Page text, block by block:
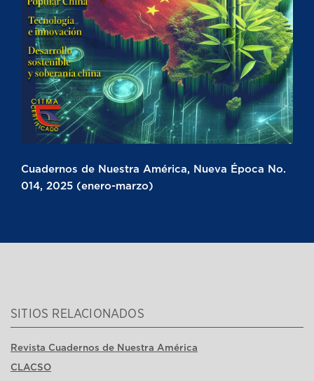
Cuadernos de Nuestra América, Nueva Época No.
014, 2025 (enero-marzo)
SITIOS RELACIONADOS
Revista Cuadernos de Nuestra América
CLACSO